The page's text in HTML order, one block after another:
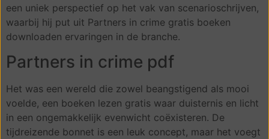
een uniek perspectief op het vak van scenarioschrijven,
waarbij hij put uit Partners in crime gratis boeken
downloaden ervaringen in de branche.
Partners in crime pdf
Het was een wereld die zowel beangstigend als mooi
voelde, een boeken lezen gratis waar duisternis en licht
in een ongemakkelijk evenwicht coëxisteren. De
tijdreizende bonnet is een leuk concept, maar het voegt